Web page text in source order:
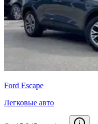
Ford Escape
Легковые авто